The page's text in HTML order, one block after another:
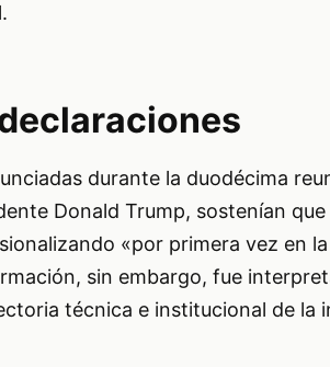
durante la duodécima
Donald Trump, sostenían
«por primera vez en
sin embargo, fue
técnica e institucional de la